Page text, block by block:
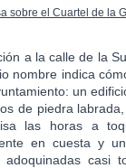
sobre el Cuartel de la
a la calle de la
nombre indica
un
de piedra
las horas a
en cuesta y
adoquinadas casi